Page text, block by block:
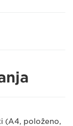
(A4, položeno,